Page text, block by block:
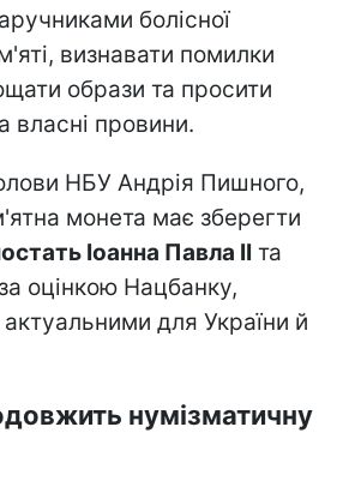
болісної
визнавати помилки
образи та просити
власні провини.
НБУ Андрія Пишного,
монета має зберегти
Іоанна Павла II та
за оцінкою Нацбанку,
для України й
нумізматичну